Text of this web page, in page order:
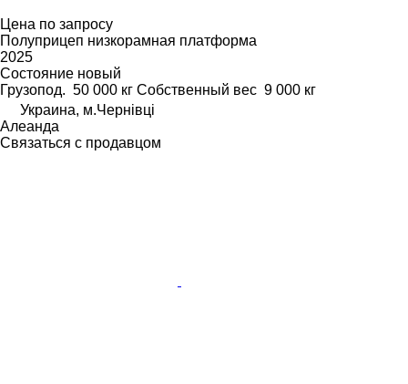
Цена по запросу
Полуприцеп низкорамная платформа
2025
Состояние новый
Грузопод. 50 000 кг Собственный вес 9 000 кг
Украина, м.Чернівці
Алеанда
Связаться с продавцом